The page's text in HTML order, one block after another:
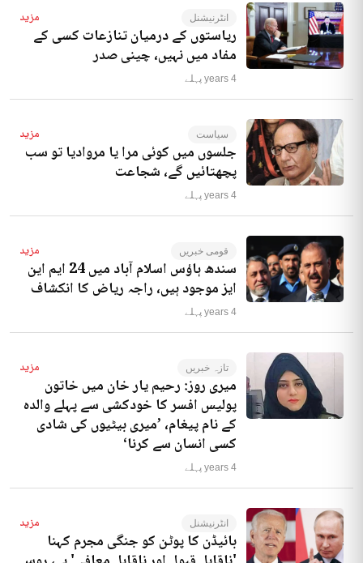
انٹرنیشنل مزید
ریاستوں کے درمیان تنازعات کسی کے
مفاد میں نہیں، چینی صدر
4 years پہلے
سیاست مزید
جلسوں میں کوئی مرا یا مروادیا تو سب
پچھتائیں گے، شجاعت
4 years پہلے
قومی خبریں مزید
سندھ ہاؤس اسلام آباد میں 24 ایم این
ایز موجود ہیں، راجہ ریاض کا انکشاف
4 years پہلے
تازہ خبریں مزید
میری روز: رحیم یار خان میں خاتون
پولیس افسر کا خودکشی سے پہلے والدہ
کے نام پیغام، ’میری بیٹیوں کی شادی
کسی انسان سے کرنا‘
4 years پہلے
انٹرنیشنل مزید
بائیڈن کا پوٹن کو جنگی مجرم کہنا